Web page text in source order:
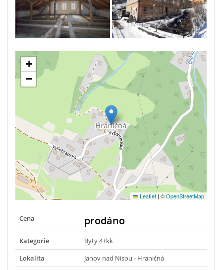
+
−
Leaflet | ©OpenStreetMap
Cena prodáno
Kategorie
Byty 4+kk
Lokalita
Janov nad Nisou - Hraničná